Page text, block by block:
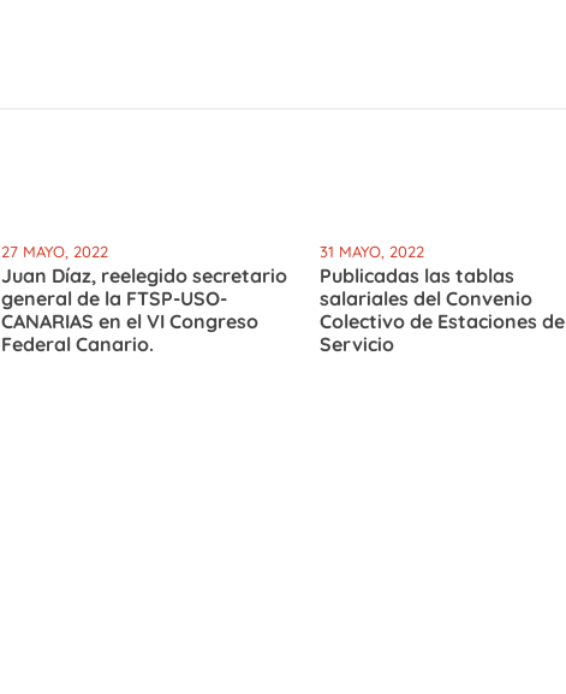
27 MAYO, 2022
Juan Díaz, reelegido secretario
general de la FTSP-USO-
CANARIAS en el VI Congreso
Federal Canario.
31 MAYO, 2022
Publicadas las tablas
salariales del Convenio
Colectivo de Estaciones de
Servicio